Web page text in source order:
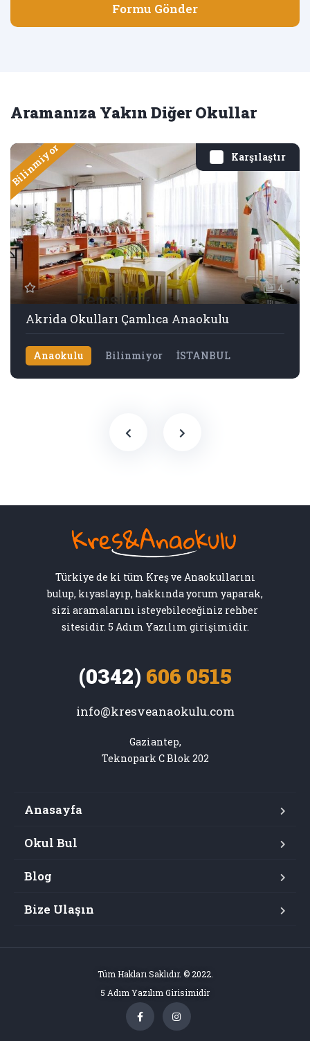
Formu Gönder
Aramanıza Yakın Diğer Okullar
Karşılaştır
Bilinmiyor
4
Akrida Okulları Çamlıca Anaokulu
Anaokulu Bilinmiyor İSTANBUL
Türkiye de ki tüm Kreş ve Anaokullarını
bulup, kıyaslayıp, hakkında yorum yaparak,
sizi aramalarını isteyebileceğiniz rehber
sitesidir. 5 Adım Yazılım girişimidir.
(0342) 606 0515
info@kresveanaokulu.com
Gaziantep,
Teknopark C Blok 202
Anasayfa
Okul Bul
Blog
Bize Ulaşın
Tüm Hakları Saklıdır. © 2022.
5 Adım Yazılım Girisimidir